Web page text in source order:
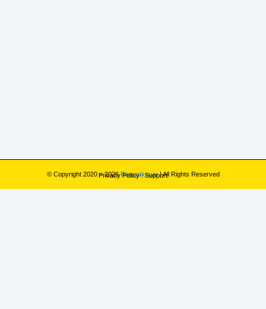
© Copyright 2020 – 2026Rampaksuar| All Rights Reserved
Privacy Policy.Support